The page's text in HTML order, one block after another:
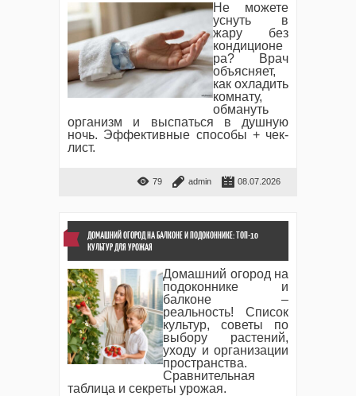
Не можете
уснуть в
жару без
кондиционе
ра? Врач
объясняет,
как охладить
комнату,
обмануть
организм и выспаться в душную
ночь. Эффективные способы + чек-
лист.
79 admin 08.07.2026
ДОМАШНИЙ ОГОРОД НА БАЛКОНЕ И ПОДОКОННИКЕ: ТОП-10
КУЛЬТУР ДЛЯ УРОЖАЯ
Домашний огород на
подоконнике и
балконе –
реальность! Список
культур, советы по
выбору растений,
уходу и организации
пространства.
Сравнительная
таблица и секреты урожая.